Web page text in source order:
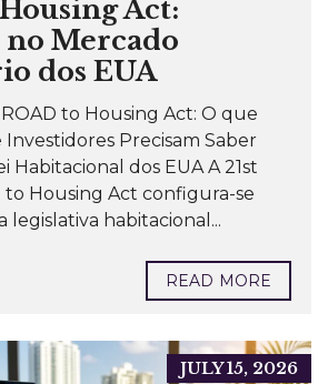
Act:
Mercado
dos EUA
to Housing Act: O que
Investidores Precisam Saber
Habitacional dos EUA A 21st
Housing Act configura-se
legislativa habitacional...
READ MORE
JULY 15, 2026